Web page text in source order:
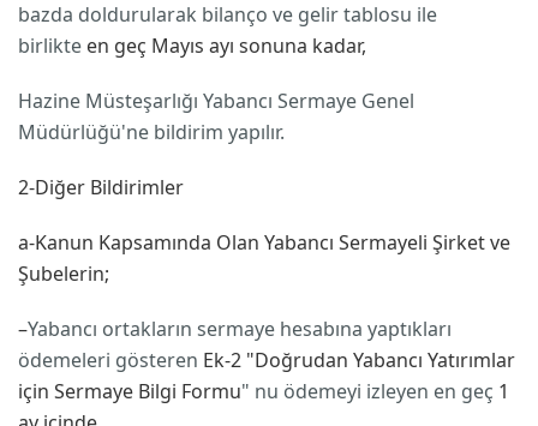
bazda doldurularak bilanço ve gelir tablosu ile
birlikte en geç Mayıs ayı sonuna kadar,
Hazine Müsteşarlığı Yabancı Sermaye Genel
Müdürlüğü'ne bildirim yapılır.
2-Diğer Bildirimler
a-Kanun Kapsamında Olan Yabancı Sermayeli Şirket ve
Şubelerin;
–Yabancı ortakların sermaye hesabına yaptıkları
ödemeleri gösteren Ek-2 "Doğrudan Yabancı Yatırımlar
için Sermaye Bilgi Formu" nu ödemeyi izleyen en geç 1